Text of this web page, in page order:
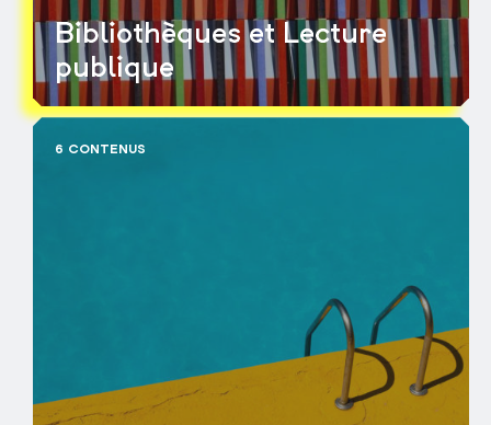
Bibliothèques et Lecture
publique
6 CONTENUS